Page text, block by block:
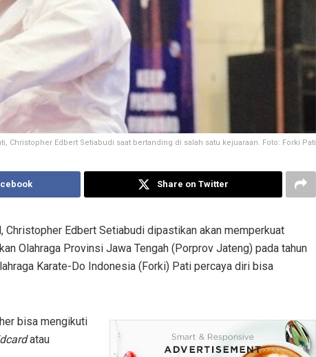
Christopher Edbert Setiabudi saat bertanding di salah satu kejuaraan. Foto: Forki Pati
Share on Twitter
Christopher Edbert Setiabudi dipastikan akan memperkuat
Olahraga Provinsi Jawa Tengah (Porprov Jateng) pada tahun
Karate-Do Indonesia (Forki) Pati percaya diri bisa
bisa mengikuti
atau